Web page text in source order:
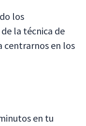
los
la técnica de
centrarnos en los
en tu